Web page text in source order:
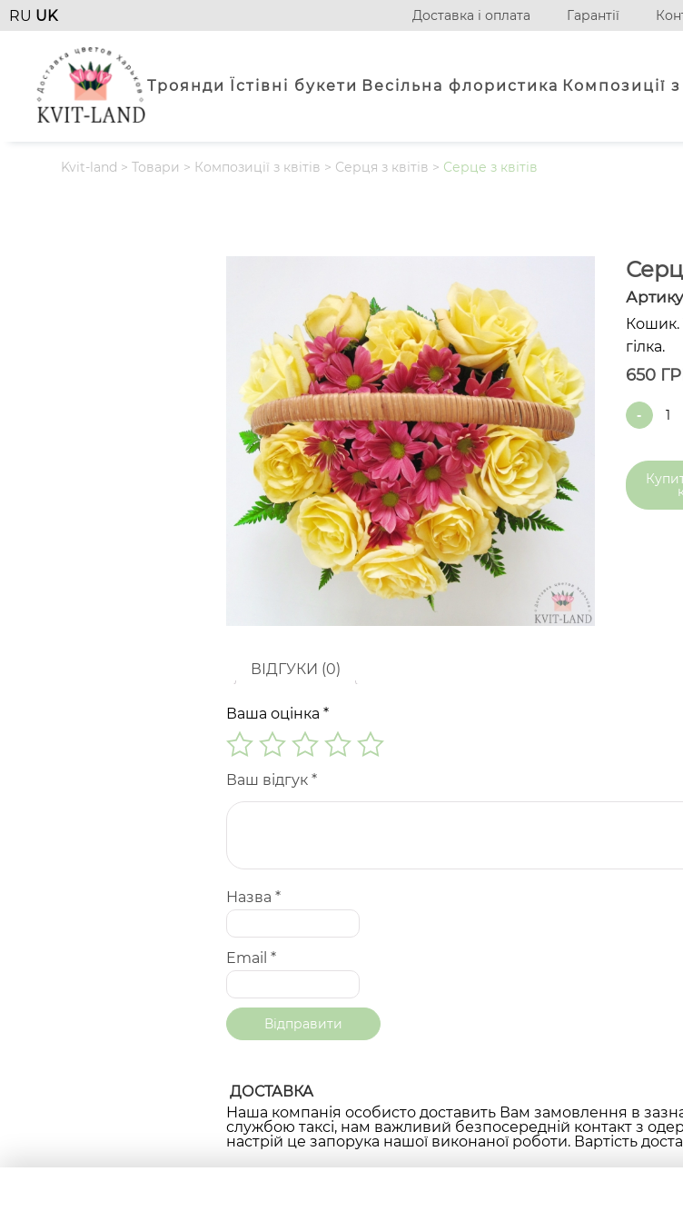
RU UK Доставка і оплата Гарантії
Троянди Їстівні букети Весільна флористика Композиції з
Kvit-land >Товари > Композиції з квітів > Серця з квітів > Серце з квітів
Кошик.
гілка.
650
ВІДГУКИ (0)
Ваша оцінка *
Ваш відгук *
Назва *
Email *
ДОСТАВКА
Наша компанія особисто доставить Вам замовлення в
службою таксі, нам важливий безпосередній контакт з
настрій це запорука нашої виконаної роботи. Вартість